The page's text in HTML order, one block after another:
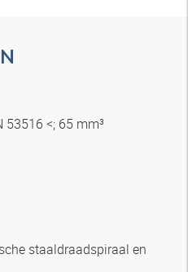
53516 <; 65 mm³
staaldraadspiraal en